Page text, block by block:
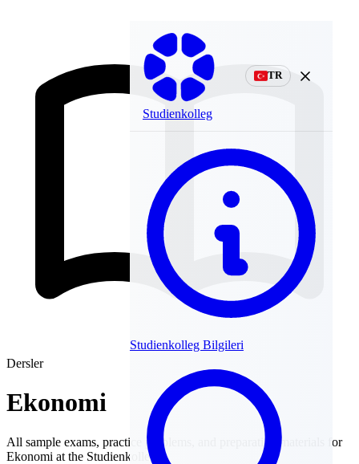
Studienkolleg
TR
Studienkolleg Bilgileri
Dersler
Ekonomi
All sample exams, practice problems, and preparation materials for
Ekonomi at the Studienkolleg.